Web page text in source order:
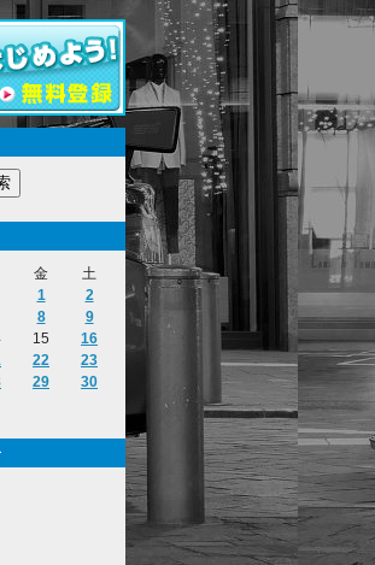
金
土
1
2
8
9
15
16
22
23
29
30